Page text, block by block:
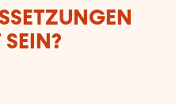
SEIN?